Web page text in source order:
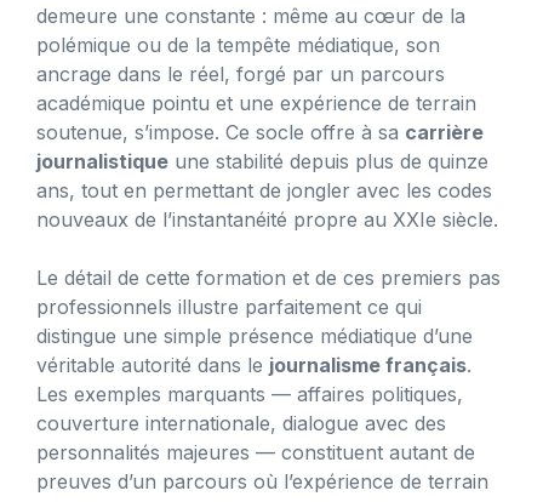
demeure une constante : même au cœur de la
polémique ou de la tempête médiatique, son
ancrage dans le réel, forgé par un parcours
académique pointu et une expérience de terrain
soutenue, s’impose. Ce socle offre à sa carrière
journalistique une stabilité depuis plus de quinze
ans, tout en permettant de jongler avec les codes
nouveaux de l’instantanéité propre au XXIe siècle.
Le détail de cette formation et de ces premiers pas
professionnels illustre parfaitement ce qui
distingue une simple présence médiatique d’une
véritable autorité dans le journalisme français.
Les exemples marquants — affaires politiques,
couverture internationale, dialogue avec des
personnalités majeures — constituent autant de
preuves d’un parcours où l’expérience de terrain